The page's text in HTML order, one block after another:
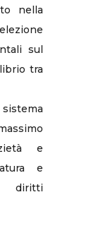
nella
sul
tra
e
e
diritti